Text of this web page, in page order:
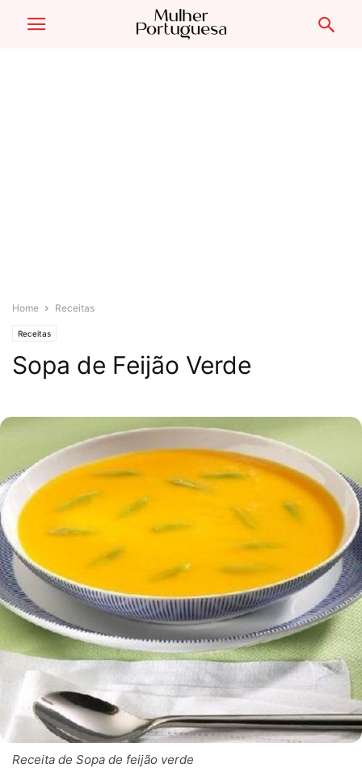
Home Receitas
Receitas
Sopa de Feijão Verde
Receita de Sopa de feijão verde